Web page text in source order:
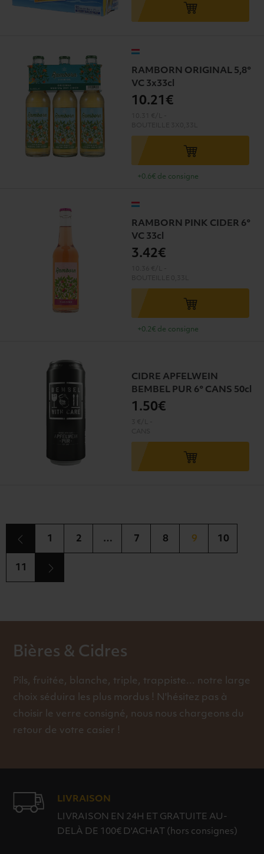
RAMBORN ORIGINAL 5,8°
VC 3x33cl
10.21€
+0.6€ de consigne
RAMBORN PINK CIDER 6°
VC 33cl
3.42€
+0.2€ de consigne
CIDRE APFELWEIN
BEMBEL PUR 6° CANS 50cl
1 .50€
1 2 … 7 8 9 10
11
Bières & Cidres
Pils, fruitée, blanche, triple, trappiste... notre large
choix séduira les plus mordus ! N'hésitez pas à
choisir le verre consigné, nous nous chargeons du
retour de votre casier !
LIVRAISON
LIVRAISON EN 24H ET GRATUITE AU-
DELÀ DE 100€ D'ACHAT (hors consignes)